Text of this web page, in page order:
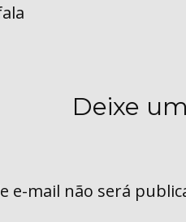
Deixe
e-mail não será